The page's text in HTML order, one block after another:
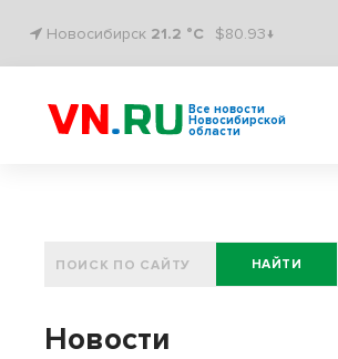
Новосибирск 21.2 °C $80.93↓
Все новости
Новосибирской
области
НАЙТИ
Новости